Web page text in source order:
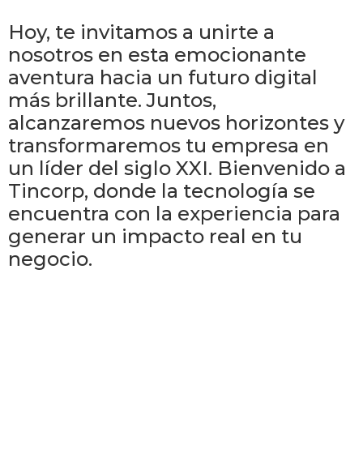
Hoy, te invitamos a unirte a
nosotros en esta emocionante
aventura hacia un futuro digital
más brillante. Juntos,
alcanzaremos nuevos horizontes y
transformaremos tu empresa en
un líder del siglo XXI. Bienvenido a
Tincorp, donde la tecnología se
encuentra con la experiencia para
generar un impacto real en tu
negocio.